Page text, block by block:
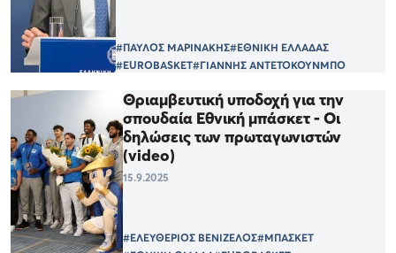
#ΠΑΥΛΟΣ ΜΑΡΙΝΑΚΗΣ#ΕΘΝΙΚΗ ΕΛΛΑΔΑΣ
#EUROBASKET#ΓΙΑΝΝΗΣ ΑΝΤΕΤΟΚΟΥΝΜΠΟ
Θριαμβευτική υποδοχή για την
σπουδαία Εθνική μπάσκετ - Οι
δηλώσεις των πρωταγωνιστών
(video)
15.9.2025
#ΕΛΕΥΘΕΡΙΟΣ ΒΕΝΙΖΕΛΟΣ#ΜΠΑΣΚΕΤ